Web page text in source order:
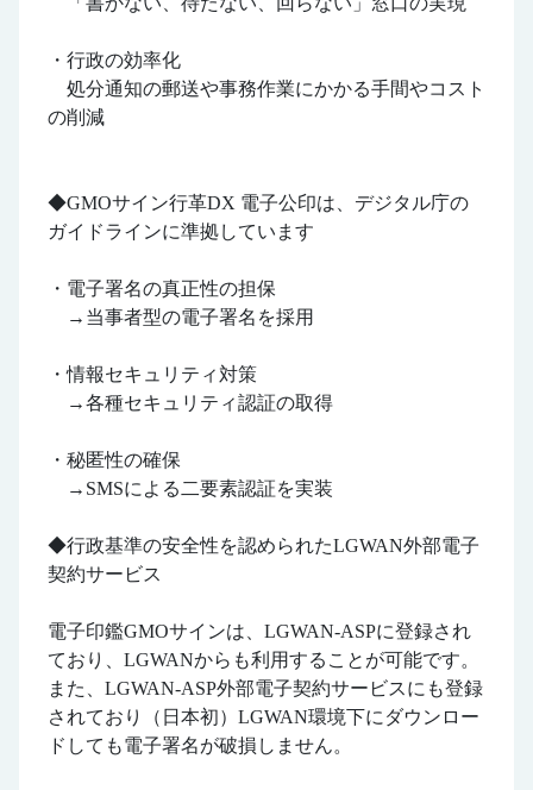
・行政の効率化
処分通知の郵送や事務作業にかかる手間やコスト
の削減
◆GMOサイン行革DX 電子公印は、デジタル庁の
ガイドラインに準拠しています
・電子署名の真正性の担保
→当事者型の電子署名を採用
・情報セキュリティ対策
→各種セキュリティ認証の取得
・秘匿性の確保
→SMSによる二要素認証を実装
◆行政基準の安全性を認められたLGWAN外部電子
契約サービス
電子印鑑GMOサインは、LGWAN-ASPに登録され
ており、LGWANからも利用することが可能です。
また、LGWAN-ASP外部電子契約サービスにも登録
されており（日本初）LGWAN環境下にダウンロー
ドしても電子署名が破損しません。